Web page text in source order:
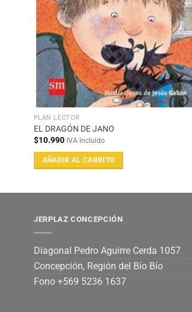
PLAN LECTOR
EL DRAGÓN DE JANO
$10.990 IVA incluido
AÑADIR AL CARRITO
JERPLAZ CONCEPCIÓN
Diagonal Pedro Aguirre Cerda 1057
Concepción, Región del Bío Bío
Fono +569 5236 1637